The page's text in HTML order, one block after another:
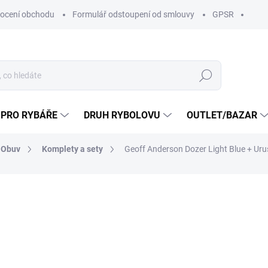
obchodu Formulář odstoupení od smlouvy GPSR
Hledat
RYBÁŘE DRUH RYBOLOVU OUTLET/BAZAR
Komplety a sety Geoff Anderson Dozer Light Blue +